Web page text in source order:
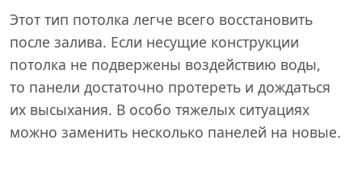
Этот тип потолка легче всего восстановить
после залива. Если несущие конструкции
потолка не подвержены воздействию воды,
то панели достаточно протереть и дождаться
их высыхания. В особо тяжелых ситуациях
можно заменить несколько панелей на новые.